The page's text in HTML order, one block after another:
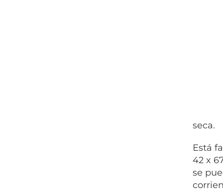
seca.
Está
42 x
se